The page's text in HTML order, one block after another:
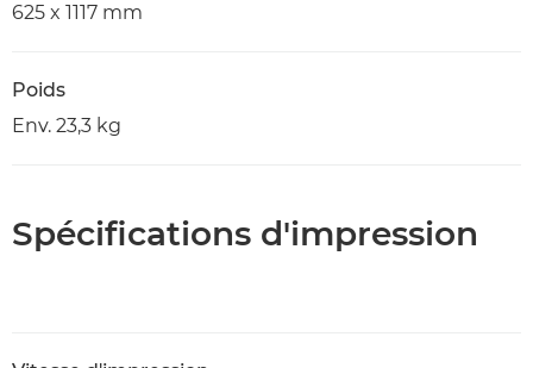
625 x 1117 mm
Poids
Env. 23,3 kg
Spécifications d'impression